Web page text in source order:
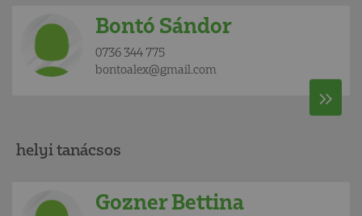
Bontó Sándor
0736 344 775
bontoalex@gmail.com
helyi tanácsos
Gozner Bettina